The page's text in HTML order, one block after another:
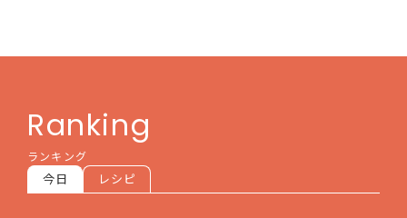
Ranking
ランキング
今日 レシピ